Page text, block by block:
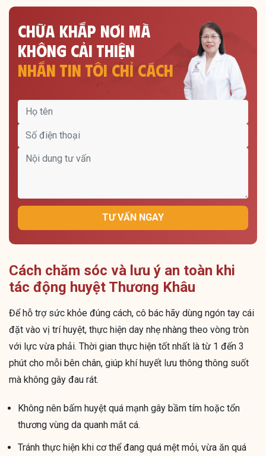
CHỮA KHẮP NƠI MÀ
KHÔNG CẢI THIỆN
NHẮN TIN TÔI CHỈ CÁCH
TƯ VẤN NGAY
Cách chăm sóc và lưu ý an toàn khi
tác động huyệt Thương Khâu
Để hỗ trợ sức khỏe đúng cách, cô bác hãy dùng ngón tay cái
đặt vào vị trí huyệt, thực hiện day nhẹ nhàng theo vòng tròn
với lực vừa phải. Thời gian thực hiện tốt nhất là từ 1 đến 3
phút cho mỗi bên chân, giúp khí huyết lưu thông thông suốt
mà không gây đau rát.
Không nên bấm huyệt quá mạnh gây bầm tím hoặc tổn
thương vùng da quanh mắt cá.
Tránh thực hiện khi cơ thể đang quá mệt mỏi, vừa ăn quá